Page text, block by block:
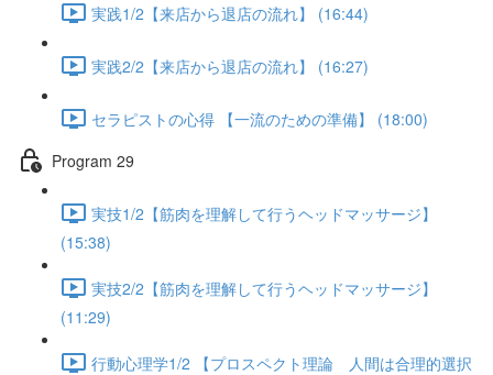
実践1/2【来店から退店の流れ】 (16:44)
実践2/2【来店から退店の流れ】 (16:27)
セラピストの心得 【一流のための準備】 (18:00)
Program 29
実技1/2【筋肉を理解して行うヘッドマッサージ】
(15:38)
実技2/2【筋肉を理解して行うヘッドマッサージ】
(11:29)
行動心理学1/2 【プロスペクト理論 人間は合理的選択